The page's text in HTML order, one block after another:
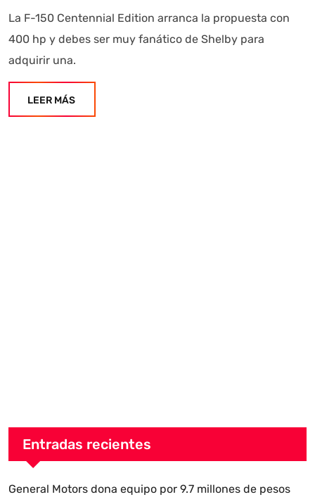
La F-150 Centennial Edition arranca la propuesta con
400 hp y debes ser muy fanático de Shelby para
adquirir una.
LEER MÁS
Entradas recientes
General Motors dona equipo por 9.7 millones de pesos